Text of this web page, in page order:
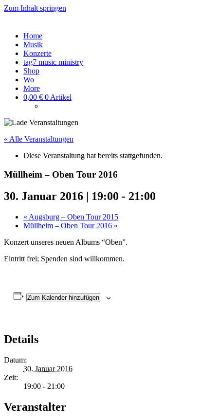
Zum Inhalt springen
tagsieben
Home
Musik
Konzerte
tag7 music ministry
Shop
Wo
More
0,00 € 0 Artikel
« Alle Veranstaltungen
Diese Veranstaltung hat bereits stattgefunden.
Müllheim – Oben Tour 2016
30. Januar 2016 | 19:00 - 21:00
« Augsburg – Oben Tour 2015
Müllheim – Oben Tour 2016 »
Konzert unseres neuen Albums “Oben”.
Eintritt frei; Spenden sind willkommen.
Zum Kalender hinzufügen
Details
Datum:
30. Januar 2016
Zeit:
19:00 - 21:00
Veranstalter